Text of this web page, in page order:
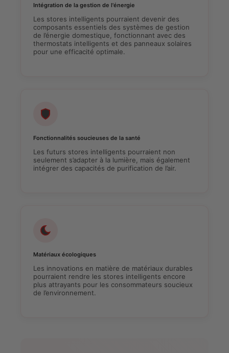
Intégration de la gestion de l'énergie
Les stores intelligents pourraient devenir des
composants essentiels des systèmes de gestion
de l’énergie domestique, fonctionnant avec des
thermostats intelligents et des panneaux solaires
pour une efficacité optimale.
Fonctionnalités soucieuses de la santé
Les futurs stores intelligents pourraient non
seulement s’adapter à la lumière, mais également
intégrer des capacités de purification de l’air.
Matériaux écologiques
Les innovations en matière de matériaux durables
pourraient rendre les stores intelligents encore
plus attrayants pour les consommateurs soucieux
de l’environnement.